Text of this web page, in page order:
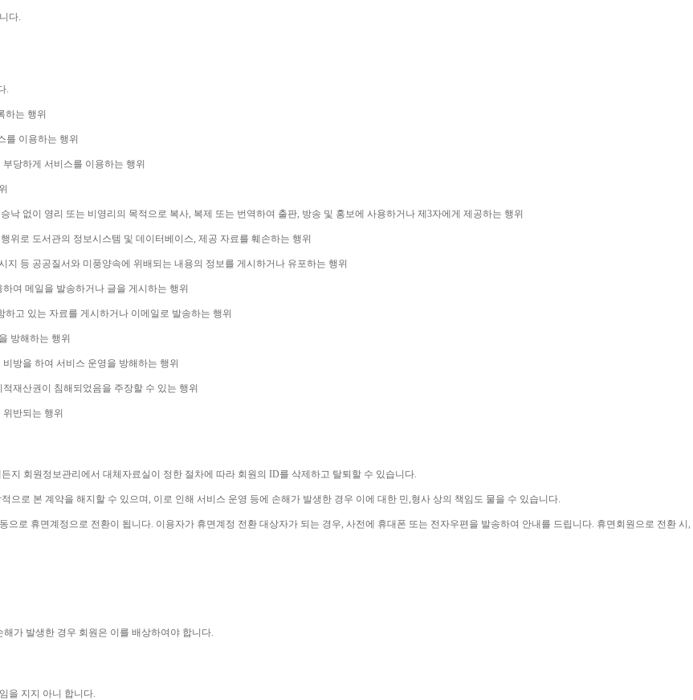
다.
.
하는 행위
를 이용하는 행위
당하게 서비스를 이용하는 행위
낙 없이 영리 또는 비영리의 목적으로 복사, 복제 또는 번역하여 출판, 방송 및 홍보에 사용하거나 제 3자에게 제공하는 행위
위로 도서관의 정보시스템 및 데이터베이스, 제공 자료를 훼손하는 행위
지 등 공공질서와 미풍양속에 위배되는 내용의 정보를 게시하거나 유포하는 행위
여 메일을 발송하거나 글을 게시하는 행위
고 있는 자료를 게시하거나 이메일로 발송하는 행위
방해하는 행위
방을 하여 서비스 운영을 방해하는 행위
재산권이 침해되었음을 주장할 수 있는 행위
반되는 행위
지 회원정보관리에서 대체자료실이 정한 절차에 따라 회원의 ID를 삭제하고 탈퇴할 수 있습니다.
으로 본 계약을 해지할 수 있으며, 이로 인해 서비스 운영 등에 손해가 발생한 경우 이에 대한 민,형사 상의 책임도 물을 수 있습니다.
으로 휴면계정으로 전환이 됩니다. 이용자가 휴면계정 전환 대상자가 되는 경우, 사전에 휴대폰 또는 전자우편을 발송하여 안내를 드립니다. 휴면회원으로 전환 시 ,
가 발생한 경우 회원은 이를 배상하여야 합니다.
을 지지 아니 합니다.